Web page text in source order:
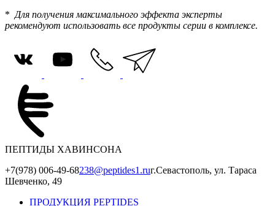
* Для получения максимального эффекта эксперты
рекомендуют использовать все продукты серии в комплексе.
ПЕПТИДЫ ХАВИНСОНА
+7(978) 006-49-68238@peptides1.ruг.Севастополь, ул. Тараса
Шевченко, 49
ПРОДУКЦИЯ PEPTIDES